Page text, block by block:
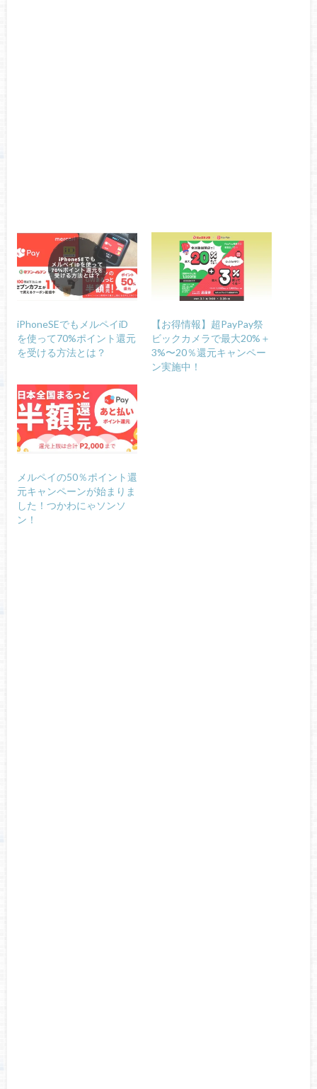
iPhoneSEでもメルペイiD
を使って70%ポイント還元
を受ける方法とは？
【お得情報】超PayPay祭
ビックカメラで最大20%＋
3%〜20％還元キャンペー
ン実施中！
メルペイの50％ポイント還
元キャンペーンが始まりま
した！つかわにゃソンソ
ン！